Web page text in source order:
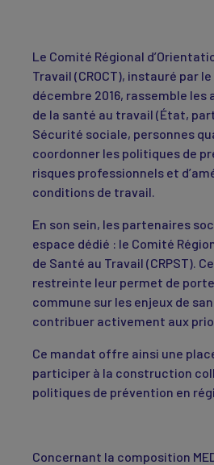
Le Comité Régional
Travail (CROCT), instauré par
décembre 2016, rassemble
de la santé au travail (État,
Sécurité sociale, personnes
coordonner les politiques de
risques professionnels et
conditions de travail.
En son sein, les partenaires
espace dédié : le Comité
de Santé au Travail (CRPST).
restreinte leur permet de
commune sur les enjeux de
contribuer activement aux
Ce mandat offre ainsi une
participer à la construction
politiques de prévention en
Concernant la composition